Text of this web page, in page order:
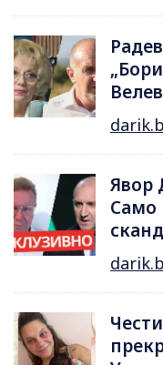
Явор
Само